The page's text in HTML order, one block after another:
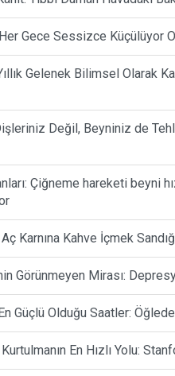
Gece Sessizce Küçülüyor
Gelenek Bilimsel Olarak
Değil, Beyniniz de
Çiğneme hareketi beyni
Aç Karnına Kahve İçmek
Görünmeyen Mirası:
Güçlü Olduğu Saatler:
Kurtulmanın En Hızlı Yolu: